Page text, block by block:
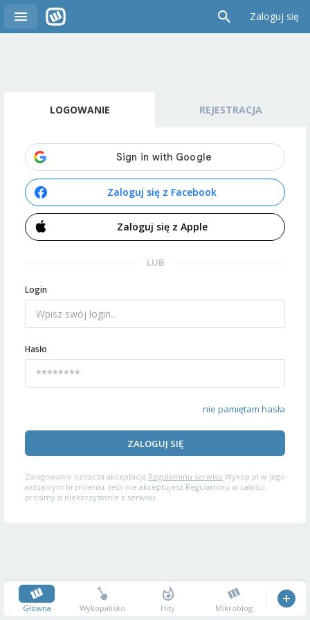
Zaloguj się
LOGOWANIE REJESTRACJA
Zaloguj się z Facebook
Zaloguj się z Apple
LUB
Login
Hasło
nie pamiętam hasła
ZALOGUJ SIĘ
Zalogowanie oznacza akceptację Regulaminu serwisu Wykop.pl w jego
aktualnym brzmieniu. Jeśli nie akceptujesz Regulaminu w całości,
prosimy o niekorzystanie z serwisu.
Główna Wykopalisko Hity Mikroblog